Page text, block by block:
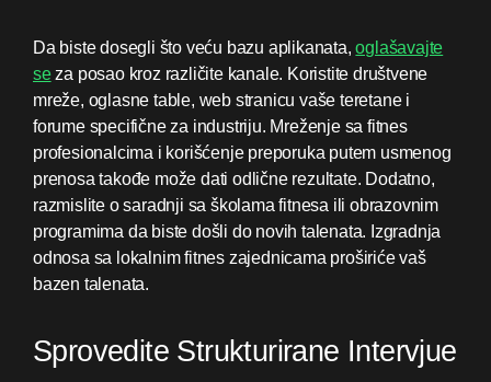
Da biste dosegli što veću bazu aplikanata,oglašavajte
seza posao kroz različite kanale. Koristite društvene
mreže, oglasne table, web stranicu vaše teretane i
forume specifične za industriju. Mreženje sa fitnes
profesionalcima i korišćenje preporuka putem usmenog
prenosa takođe može dati odlične rezultate. Dodatno,
razmislite o saradnji sa školama fitnesa ili obrazovnim
programima da biste došli do novih talenata. Izgradnja
odnosa sa lokalnim fitnes zajednicama proširiće vaš
bazen talenata.
Sprovedite Strukturirane Intervjue